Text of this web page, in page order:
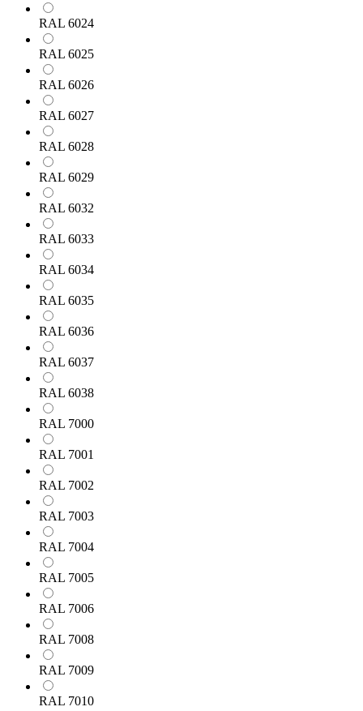
RAL 6024
RAL 6025
RAL 6026
RAL 6027
RAL 6028
RAL 6029
RAL 6032
RAL 6033
RAL 6034
RAL 6035
RAL 6036
RAL 6037
RAL 6038
RAL 7000
RAL 7001
RAL 7002
RAL 7003
RAL 7004
RAL 7005
RAL 7006
RAL 7008
RAL 7009
RAL 7010